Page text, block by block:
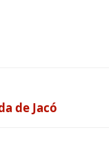
de Jacó